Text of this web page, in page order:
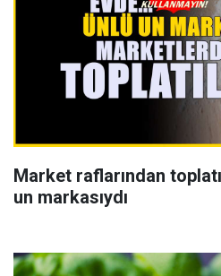
Market raflarından
un markasıydı